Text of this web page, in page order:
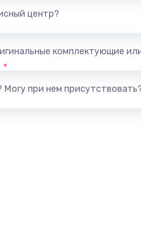
центр?
комплектующие
при нем